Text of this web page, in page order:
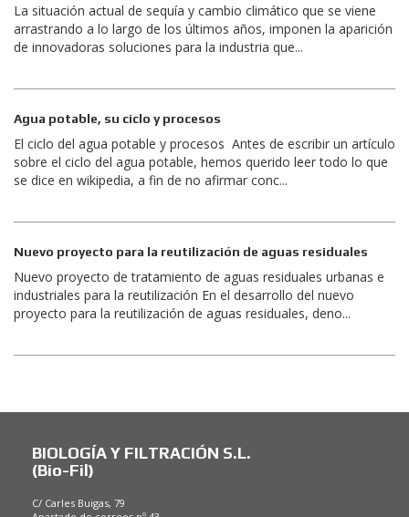
La situación actual de sequía y cambio climático que se viene
arrastrando a lo largo de los últimos años, imponen la aparición
de innovadoras soluciones para la industria que...
Agua potable, su ciclo y procesos
El ciclo del agua potable y procesos Antes de escribir un artículo
sobre el ciclo del agua potable, hemos querido leer todo lo que
se dice en wikipedia, a fin de no afirmar conc...
Nuevo proyecto para la reutilización de aguas residuales
Nuevo proyecto de tratamiento de aguas residuales urbanas e
industriales para la reutilización En el desarrollo del nuevo
proyecto para la reutilización de aguas residuales, deno...
BIOLOGÍA Y FILTRACIÓN S.L.
(Bio-Fil)
C/ Carles Buigas, 79